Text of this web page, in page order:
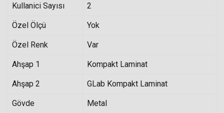
Kullanici Sayısı 2
Özel Ölçü Yok
Özel Renk Var
Ahşap 1 Kompakt Laminat
Ahşap 2 GLab Kompakt Laminat
Gövde Metal